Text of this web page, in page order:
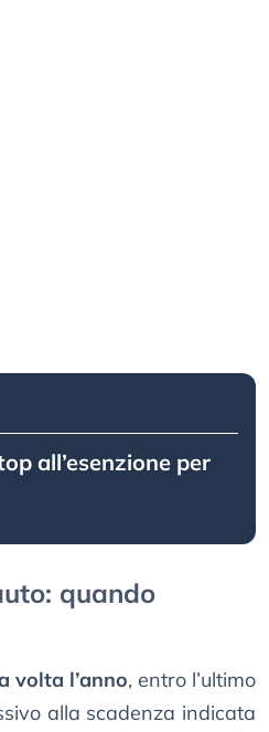
all’esenzione per
quando
volta l’anno, entro l’ultimo
alla scadenza indicata